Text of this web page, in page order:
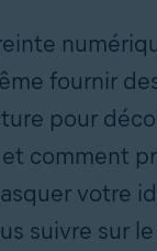
fournir
pour
comment
votre
suivre sur